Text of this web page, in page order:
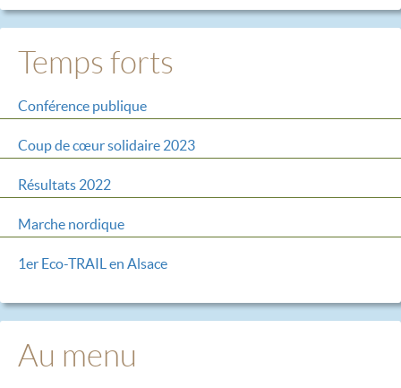
Temps forts
Conférence publique
Coup de cœur solidaire 2023
Résultats 2022
Marche nordique
1er Eco-TRAIL en Alsace
Au menu